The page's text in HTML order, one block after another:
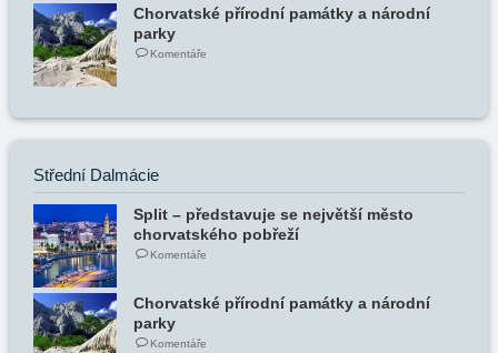
Chorvatské přírodní památky a národní
parky
Komentáře
Střední Dalmácie
Split – představuje se největší město
chorvatského pobřeží
Komentáře
Chorvatské přírodní památky a národní
parky
Komentáře